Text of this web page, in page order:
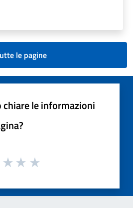
le pagine
chiare le informazioni